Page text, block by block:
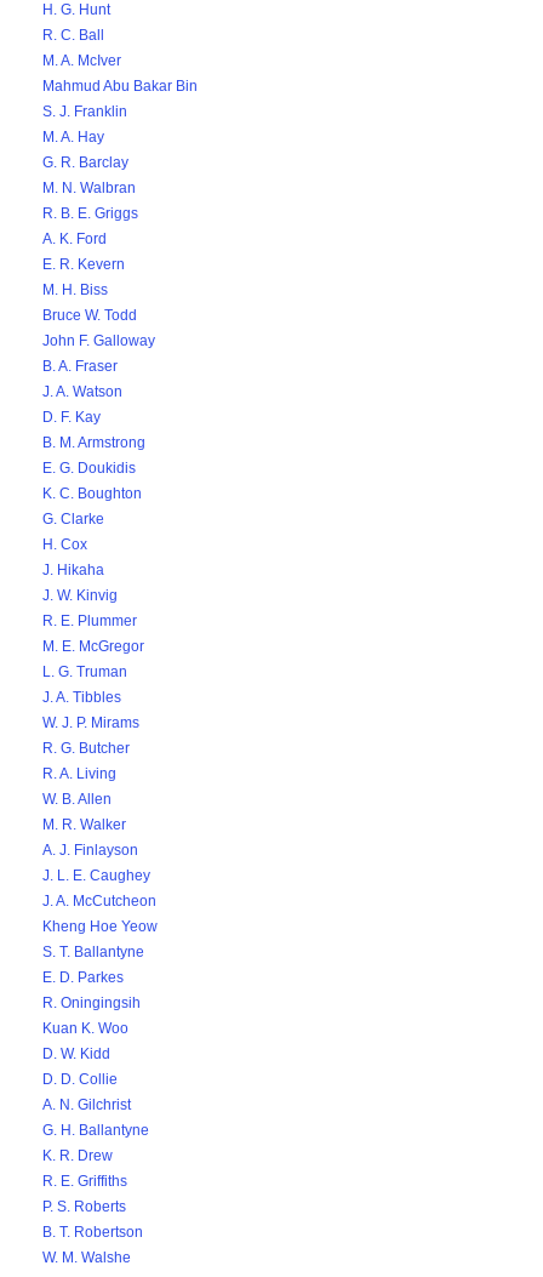
H. G. Hunt
R. C. Ball
M. A. McIver
Mahmud Abu Bakar Bin
S. J. Franklin
M. A. Hay
G. R. Barclay
M. N. Walbran
R. B. E. Griggs
A. K. Ford
E. R. Kevern
M. H. Biss
Bruce W. Todd
John F. Galloway
B. A. Fraser
J. A. Watson
D. F. Kay
B. M. Armstrong
E. G. Doukidis
K. C. Boughton
G. Clarke
H. Cox
J. Hikaha
J. W. Kinvig
R. E. Plummer
M. E. McGregor
L. G. Truman
J. A. Tibbles
W. J. P. Mirams
R. G. Butcher
R. A. Living
W. B. Allen
M. R. Walker
A. J. Finlayson
J. L. E. Caughey
J. A. McCutcheon
Kheng Hoe Yeow
S. T. Ballantyne
E. D. Parkes
R. Oningingsih
Kuan K. Woo
D. W. Kidd
D. D. Collie
A. N. Gilchrist
G. H. Ballantyne
K. R. Drew
R. E. Griffiths
P. S. Roberts
B. T. Robertson
W. M. Walshe